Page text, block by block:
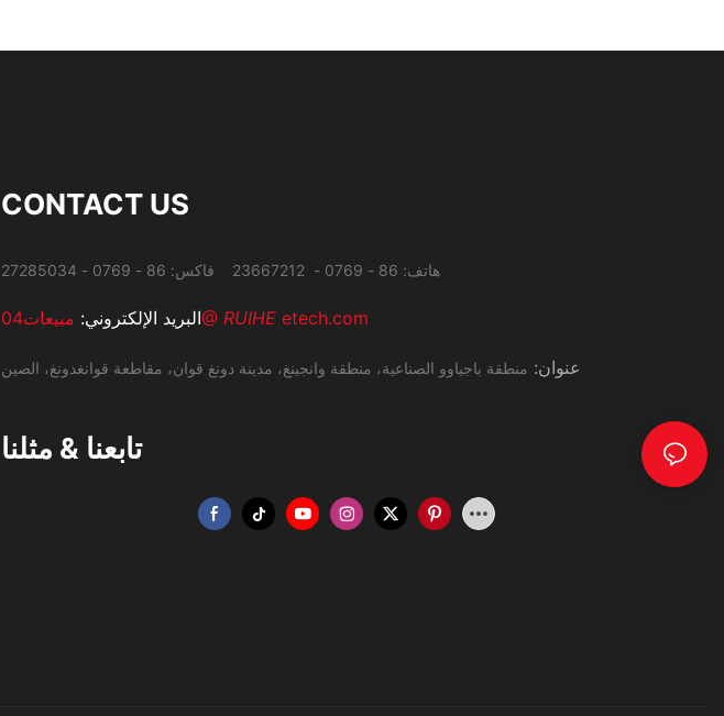
CONTACT US
هاتف: 86 - 0769 - 23667212 فاكس: 86 - 0769 - 27285034
البريد الإلكتروني:مبيعات04@ RUIHE etech.com
عنوان: منطقة باجياوو الصناعية، منطقة وانجينغ، مدينة دونغ قوان، مقاطعة قوانغدونغ، الصين
تابعنا & مثلنا